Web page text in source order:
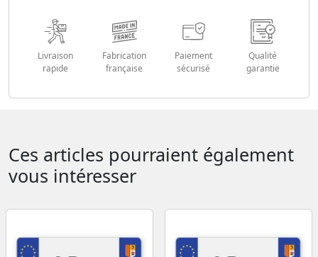
Livraison
rapide
Fabrication
française
Paiement
sécurisé
Qualité
garantie
Ces articles pourraient également
vous intéresser